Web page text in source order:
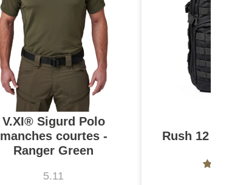
V.XI® Sigurd Polo
manches courtes -
Ranger Green
5.11
Rush 12